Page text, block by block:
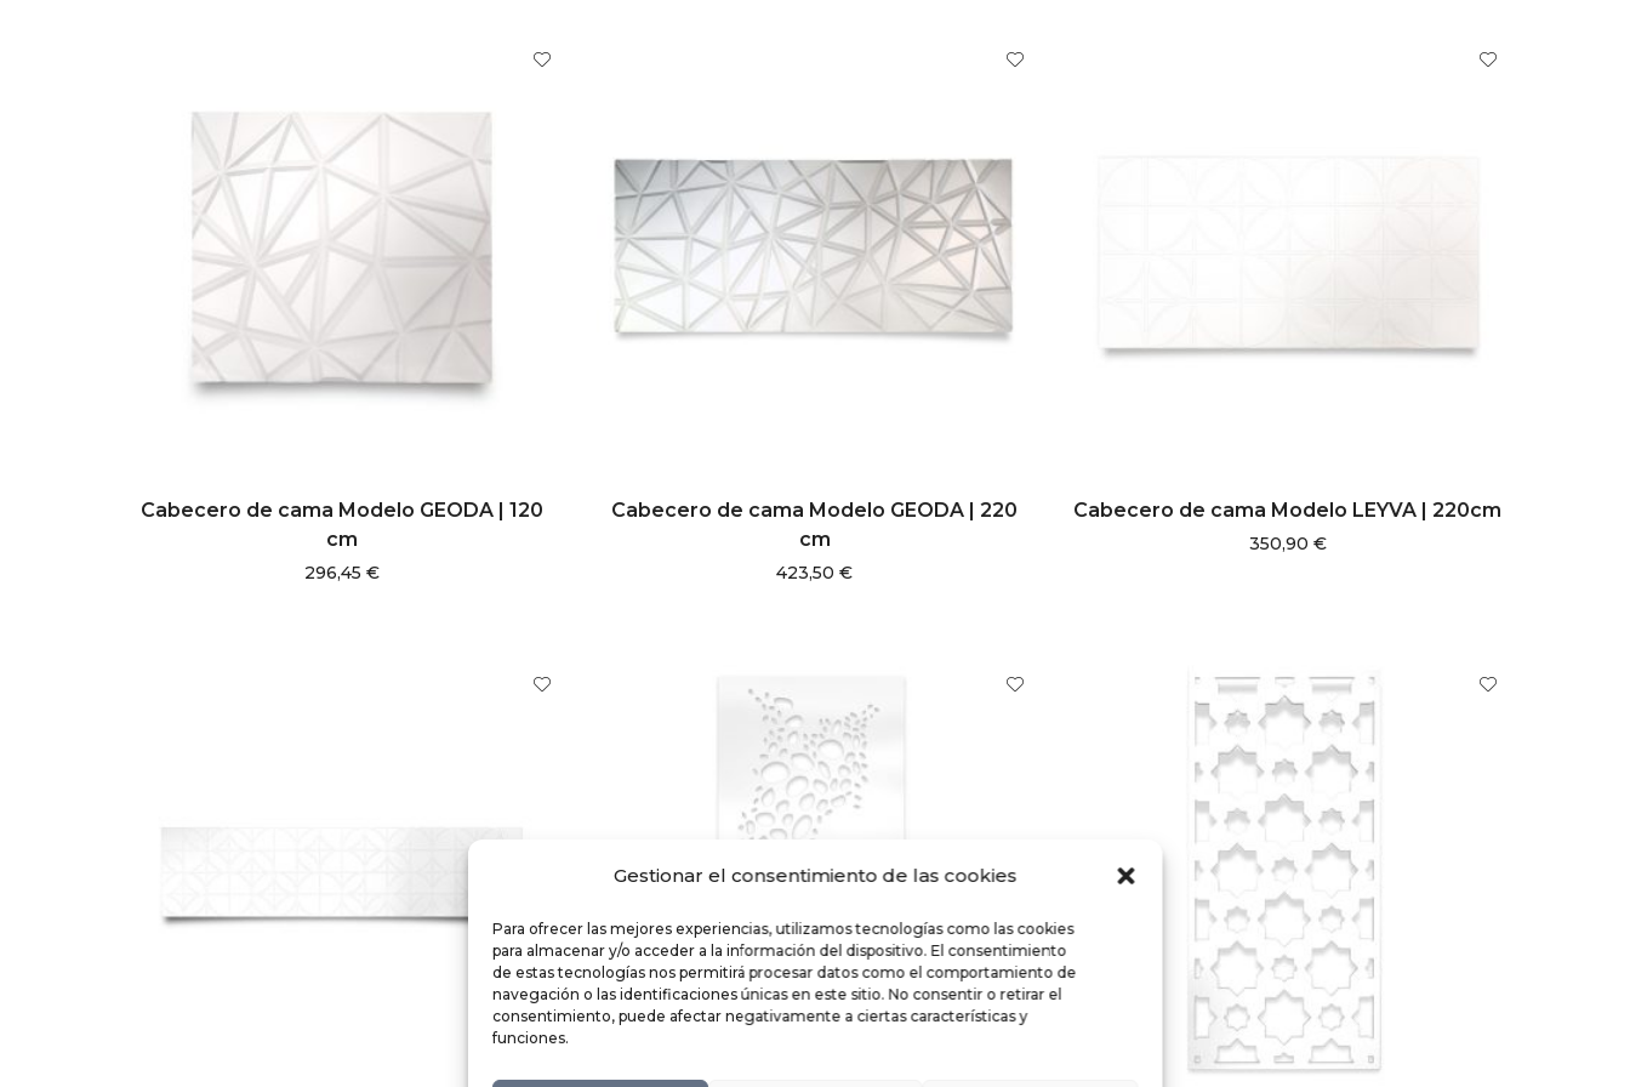
Gestionar el consentimiento de las cookies
Para ofrecer las mejores experiencias, utilizamos tecnologías como las cookies
para almacenar y/o acceder a la información del dispositivo. El consentimiento
de estas tecnologías nos permitirá procesar datos como el comportamiento de
navegación o las identificaciones únicas en este sitio. No consentir o retirar el
consentimiento, puede afectar negativamente a ciertas características y
funciones.
AÑADIR AL CARRITO
Cabecero de cama Modelo GEODA | 120
cm
296,45 €
AÑADIR AL CARRITO
Cabecero de cama Modelo GEODA | 220
cm
423,50€
AÑADIR AL CARRITO
Cabecero de cama Modelo LEYVA | 220cm
350,90 €